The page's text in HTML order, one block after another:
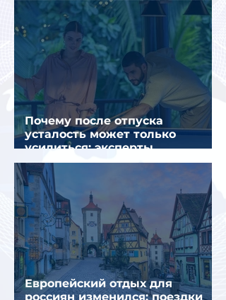
Почему после отпуска
усталость может только
усилиться: эксперты
объяснили причины
Европейский отдых для
россиян изменился: поездки